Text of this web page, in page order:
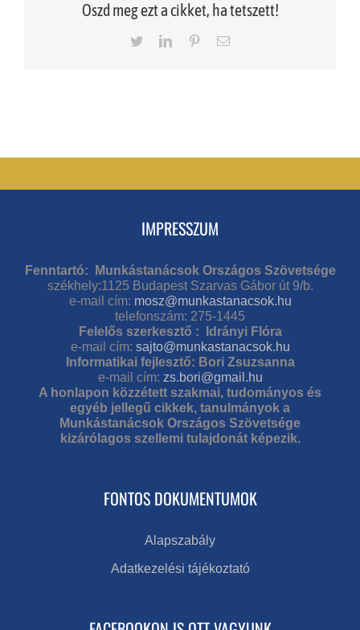
Oszd meg ezt a cikket, ha tetszett!
TwitterLinkedInPinterestEmail
IMPRESSZUM
Fenntartó: Munkástanácsok Országos Szövetsége
székhely:1125 Budapest Szarvas Gábor út 9/b.
e-mail cím: mosz@munkastanacsok.hu
telefonszám: 275-1445
Felelős szerkesztő : Idrányi Flóra
e-mail cím: sajto@munkastanacsok.hu
Informatikai fejlesztő: Bori Zsuzsanna
e-mail cím: zs.bori@gmail.hu
A honlapon közzétett szakmai, tudományos és
egyéb jellegű cikkek, tanulmányok a
Munkástanácsok Országos Szövetsége
kizárólagos szellemi tulajdonát képezik.
FONTOS DOKUMENTUMOK
Alapszabály
Adatkezelési tájékoztató